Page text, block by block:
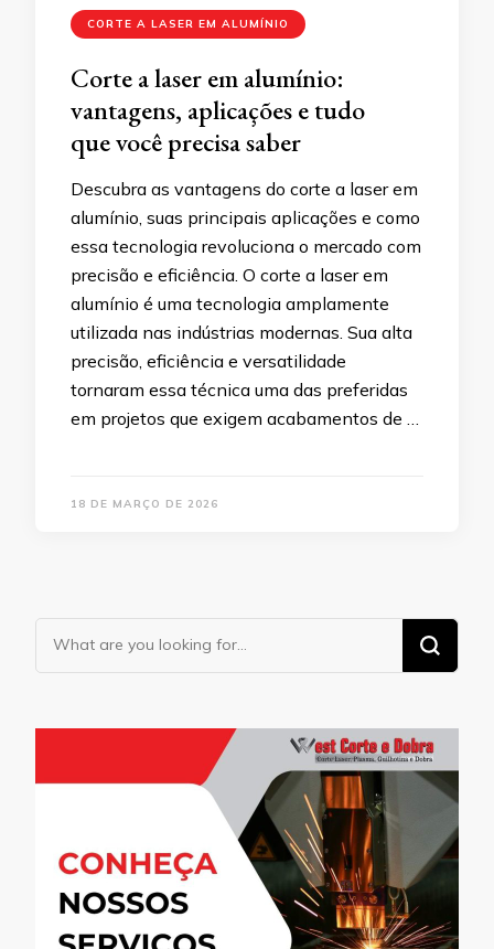
CORTE A LASER EM ALUMÍNIO
Corte a laser em alumínio:
vantagens, aplicações e tudo
que você precisa saber
Descubra as vantagens do corte a laser em
alumínio, suas principais aplicações e como
essa tecnologia revoluciona o mercado com
precisão e eficiência. O corte a laser em
alumínio é uma tecnologia amplamente
utilizada nas indústrias modernas. Sua alta
precisão, eficiência e versatilidade
tornaram essa técnica uma das preferidas
em projetos que exigem acabamentos de …
18 DE MARÇO DE 2026
Looking
for